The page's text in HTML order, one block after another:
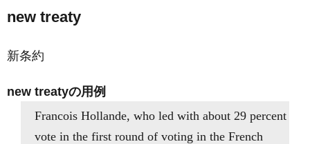
new treaty
新条約
new treatyの用例
Francois Hollande, who led with about 29 percent
vote in the first round of voting in the French